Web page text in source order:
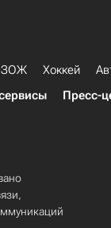
ЗОЖ Хоккей
Пресс-